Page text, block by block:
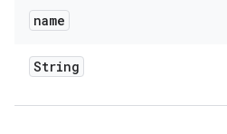
name
String